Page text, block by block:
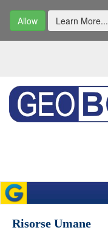
Allow Learn More...
Risorse Umane